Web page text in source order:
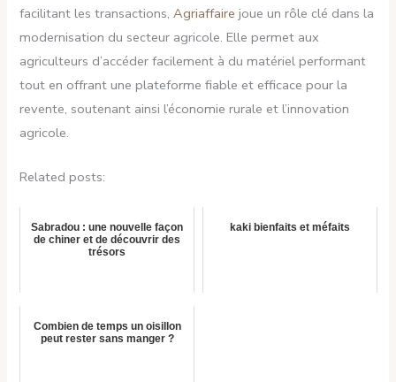
facilitant les transactions, Agriaffaire joue un rôle clé dans la
modernisation du secteur agricole. Elle permet aux
agriculteurs d’accéder facilement à du matériel performant
tout en offrant une plateforme fiable et efficace pour la
revente, soutenant ainsi l’économie rurale et l’innovation
agricole.
Related posts:
Sabradou : une nouvelle façon
de chiner et de découvrir des
trésors
kaki bienfaits et méfaits
Combien de temps un oisillon
peut rester sans manger ?